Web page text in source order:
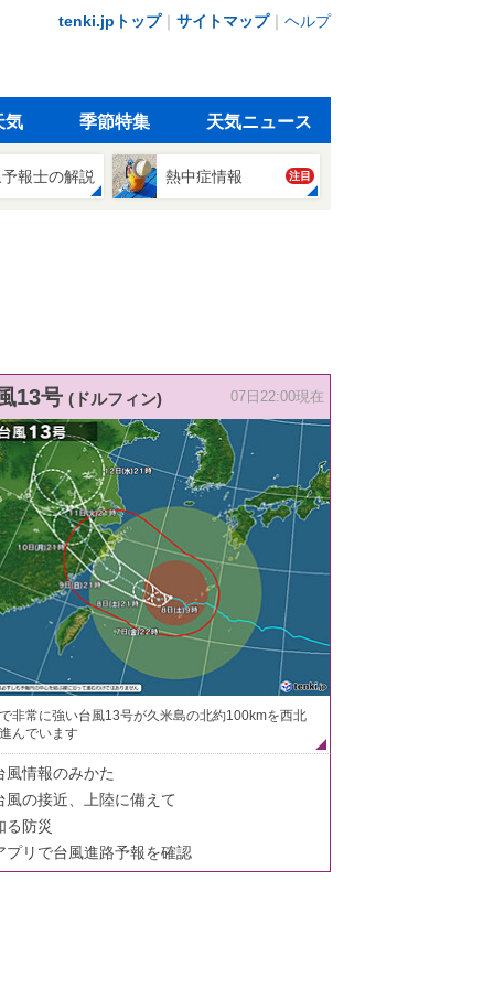
tenki.jpトップ｜ サイトマップ｜ ヘルプ
気 季節特集 天気ニュース
報士の解説 熱中症情報 注目
13号 (ドルフィン) 07日22:00現在
非常に強い台風13号が久米島の北約100kmを西北
んでいます
風情報のみかた
風の接近、上陸に備えて
る防災
プリで台風進路予報を確認